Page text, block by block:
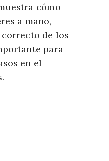
cómo
a mano,
de los
para
en el